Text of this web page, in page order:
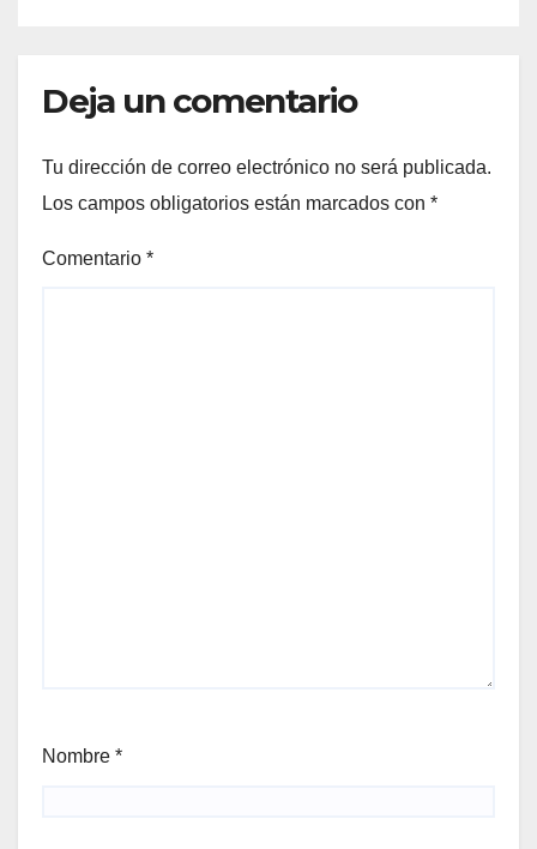
Deja un comentario
Tu dirección de correo electrónico no será publicada.
Los campos obligatorios están marcados con *
Comentario *
Nombre *